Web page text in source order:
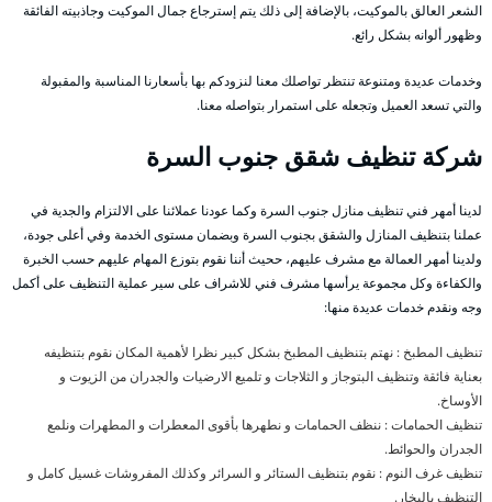
الشعر العالق بالموكيت، بالإضافة إلى ذلك يتم إسترجاع جمال الموكيت وجاذبيته الفائقة
وظهور ألوانه بشكل رائع.
وخدمات عديدة ومتنوعة تنتظر تواصلك معنا لنزودكم بها بأسعارنا المناسبة والمقبولة
والتي تسعد العميل وتجعله على استمرار بتواصله معنا.
شركة تنظيف شقق جنوب السرة
لدينا أمهر فني تنظيف منازل جنوب السرة وكما عودنا عملائنا على الالتزام والجدية في
عملنا بتنظيف المنازل والشقق بجنوب السرة وبضمان مستوى الخدمة وفي أعلى جودة،
ولدينا أمهر العمالة مع مشرف عليهم، ححيث أننا نقوم بتوزع المهام عليهم حسب الخبرة
والكفاءة وكل مجموعة يرأسها مشرف فني للاشراف على سير عملية التنظيف على أكمل
وجه ونقدم خدمات عديدة منها:
تنظيف المطبخ : نهتم بتنظيف المطبخ بشكل كبير نظرا لأهمية المكان نقوم بتنظيفه
بعناية فائقة وتنظيف البتوجاز و الثلاجات و تلميع الارضيات والجدران من الزيوت و
الأوساخ.
تنظيف الحمامات : ننظف الحمامات و نطهرها بأقوى المعطرات و المطهرات ونلمع
الجدران والحوائط.
تنظيف غرف النوم : نقوم بتنظيف الستائر و السرائر وكذلك المفروشات غسيل كامل و
التنظيف بالبخار.